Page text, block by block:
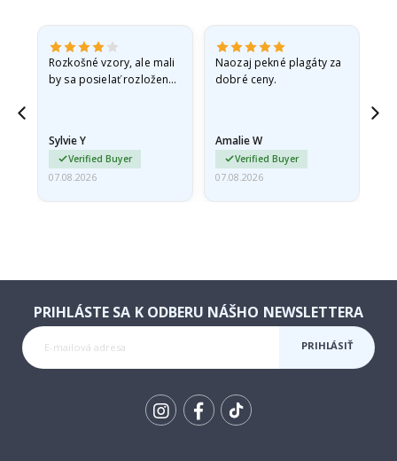
Rozkošné vzory, ale mali
by sa posielať rozložené
Sylvie Y
Verified Buyer
07.08.2026
Naozaj pekné plagáty za
dobré ceny.
Amalie W
Verified Buyer
07.08.2026
PRIHLÁSTE SA K ODBERU NÁŠHO NEWSLETTERA
PRIHLÁSIŤ